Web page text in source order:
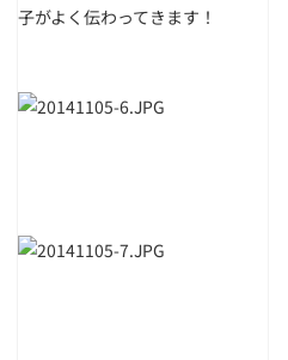
子がよく伝わってきます！